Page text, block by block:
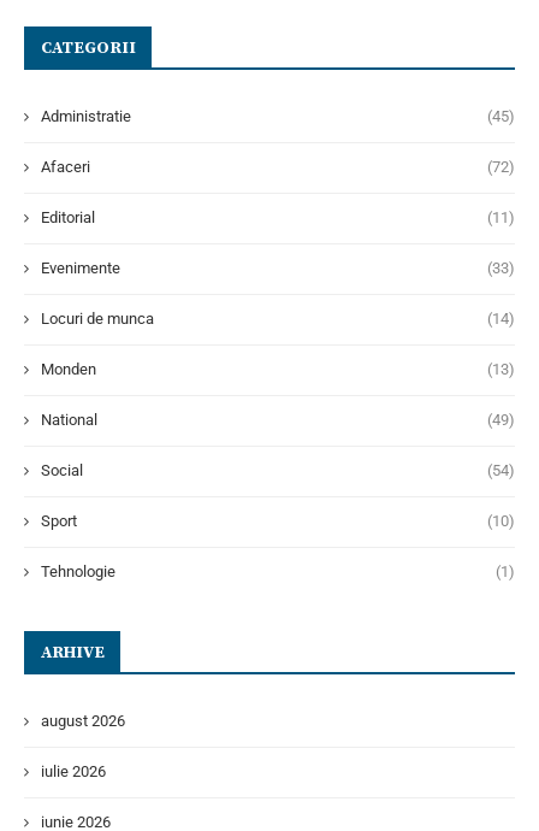
CATEGORII
Administratie (45)
Afaceri (72)
Editorial (11)
Evenimente (33)
Locuri de munca (14)
Monden (13)
National (49)
Social (54)
Sport (10)
Tehnologie (1)
ARHIVE
august 2026
iulie 2026
iunie 2026